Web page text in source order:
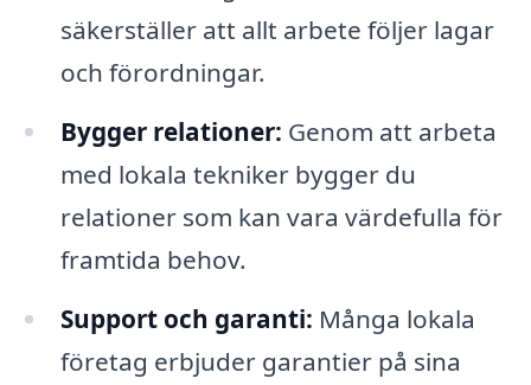
säkerställer att allt arbete följer lagar
och förordningar.
Bygger relationer: Genom att arbeta
med lokala tekniker bygger du
relationer som kan vara värdefulla för
framtida behov.
Support och garanti: Många lokala
företag erbjuder garantier på sina